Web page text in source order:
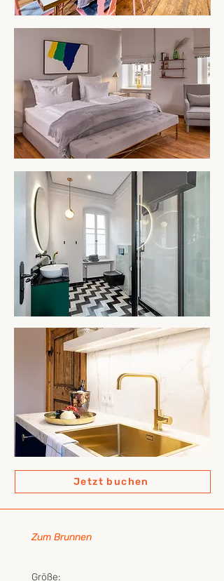
Jetzt buchen
Zum Brunnen
Zum Brunnen
Größe: